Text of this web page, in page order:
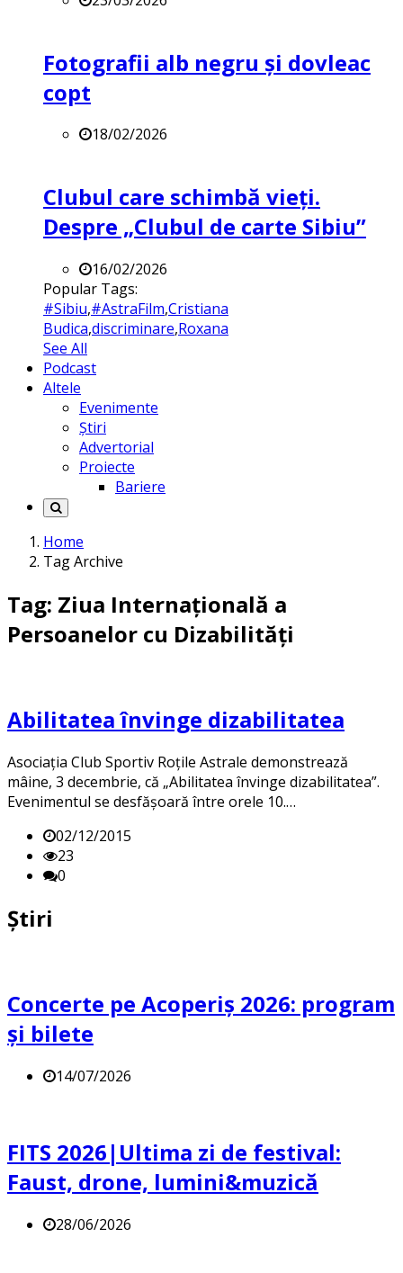
Fotografii alb negru și dovleac
copt
18/02/2026
Clubul care schimbă vieți.
Despre „Clubul de carte Sibiu”
16/02/2026
Popular Tags:
#Sibiu,#AstraFilm,Cristiana
Budica,discriminare,Roxana
See All
Podcast
Altele
Evenimente
Știri
Advertorial
Proiecte
Bariere
Home
Tag Archive
Tag: Ziua Internațională a
Persoanelor cu Dizabilități
Abilitatea învinge dizabilitatea
Asociația Club Sportiv Roțile Astrale demonstrează
mâine, 3 decembrie, că „Abilitatea învinge dizabilitatea”.
Evenimentul se desfăşoară între orele 10.…
02/12/2015
23
0
Știri
Concerte pe Acoperiș 2026: program
și bilete
14/07/2026
FITS 2026|Ultima zi de festival:
Faust, drone, lumini&muzică
28/06/2026